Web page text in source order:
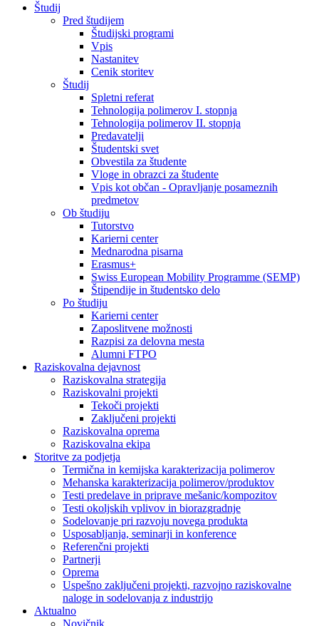
Študij
Pred študijem
Študijski programi
Vpis
Nastanitev
Cenik storitev
Študij
Spletni referat
Tehnologija polimerov I. stopnja
Tehnologija polimerov II. stopnja
Predavatelji
Študentski svet
Obvestila za študente
Vloge in obrazci za študente
Vpis kot občan - Opravljanje posameznih
predmetov
Ob študiju
Tutorstvo
Karierni center
Mednarodna pisarna
Erasmus+
Swiss European Mobility Programme (SEMP)
Štipendije in študentsko delo
Po študiju
Karierni center
Zaposlitvene možnosti
Razpisi za delovna mesta
Alumni FTPO
Raziskovalna dejavnost
Raziskovalna strategija
Raziskovalni projekti
Tekoči projekti
Zaključeni projekti
Raziskovalna oprema
Raziskovalna ekipa
Storitve za podjetja
Termična in kemijska karakterizacija polimerov
Mehanska karakterizacija polimerov/produktov
Testi predelave in priprave mešanic/kompozitov
Testi okoljskih vplivov in biorazgradnje
Sodelovanje pri razvoju novega produkta
Usposabljanja, seminarji in konference
Referenčni projekti
Partnerji
Oprema
Uspešno zaključeni projekti, razvojno raziskovalne
naloge in sodelovanja z industrijo
Aktualno
Novičnik